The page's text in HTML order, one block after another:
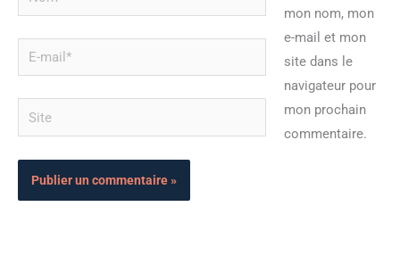
mail*
Site
mon nom, mon
e-mail et mon
site dans le
navigateur pour
mon prochain
commentaire.